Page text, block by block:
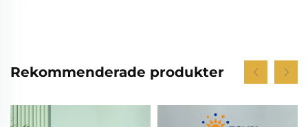
Rekommenderade produkter